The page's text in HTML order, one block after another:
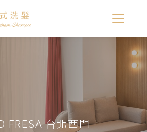
FRESA 台北西門